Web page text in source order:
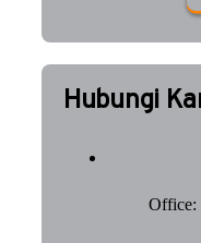
Hubungi
Office: